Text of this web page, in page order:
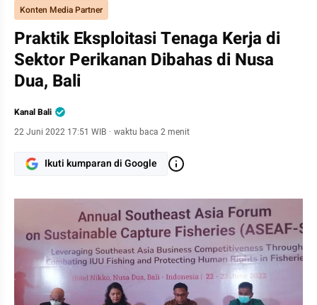
Konten Media Partner
Praktik Eksploitasi Tenaga Kerja di
Sektor Perikanan Dibahas di Nusa
Dua, Bali
Kanal Bali
22 Juni 2022 17:51 WIB · waktu baca 2 menit
Ikuti kumparan di Google